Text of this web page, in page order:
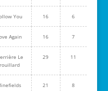
You 16 6
Again 16 7
Le
29 11
21 8